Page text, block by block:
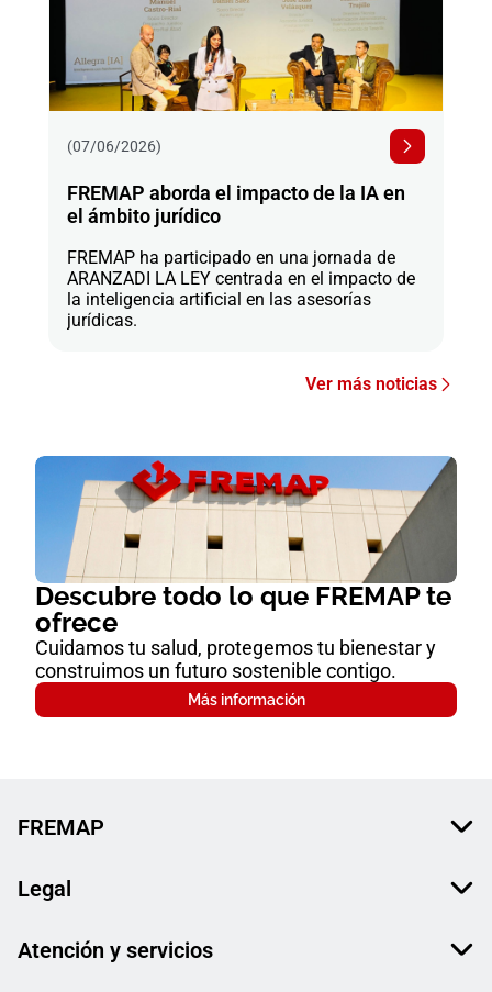
(07/06/2026)
FREMAP aborda el impacto de la IA en
el ámbito jurídico
FREMAP ha participado en una jornada de
ARANZADI LA LEY centrada en el impacto de
la inteligencia artificial en las asesorías
jurídicas.
Ver más noticias
Descubre todo lo que FREMAP te
ofrece
Cuidamos tu salud, protegemos tu bienestar y
construimos un futuro sostenible contigo.
Más información
FREMAP
Legal
Atención y servicios